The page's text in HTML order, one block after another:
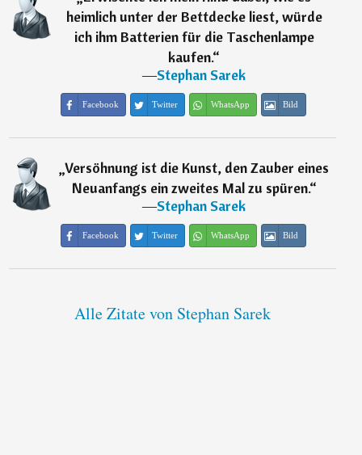
heimlich unter der Bettdecke liest, würde
ich ihm Batterien für die Taschenlampe
kaufen.“
―Stephan Sarek
Facebook Twitter WhatsApp Bild
„Versöhnung ist die Kunst, den Zauber eines
Neuanfangs ein zweites Mal zu spüren.“
―Stephan Sarek
Facebook Twitter WhatsApp Bild
Alle Zitate von Stephan Sarek